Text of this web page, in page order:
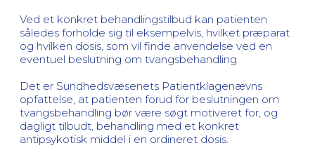
Ved et konkret behandlingstilbud kan patienten
således forholde sig til eksempelvis, hvilket præparat
og hvilken dosis, som vil finde anvendelse ved en
eventuel beslutning om tvangsbehandling.
Det er Sundhedsvæsenets Patientklagenævns
opfattelse, at patienten forud for beslutningen om
tvangsbehandling bør være søgt motiveret for, og
dagligt tilbudt, behandling med et konkret
antipsykotisk middel i en ordineret dosis.